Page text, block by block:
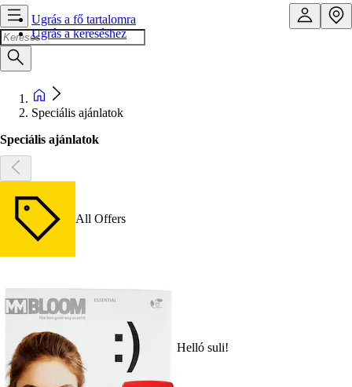
Ugrás a fő tartalomra
Ugrás a kereséshez
Speciális ajánlatok
Speciális ajánlatok
All Offers
Helló suli!